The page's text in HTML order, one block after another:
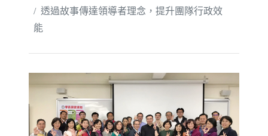
透過故事傳達領導者理念，提升團隊行政效
能